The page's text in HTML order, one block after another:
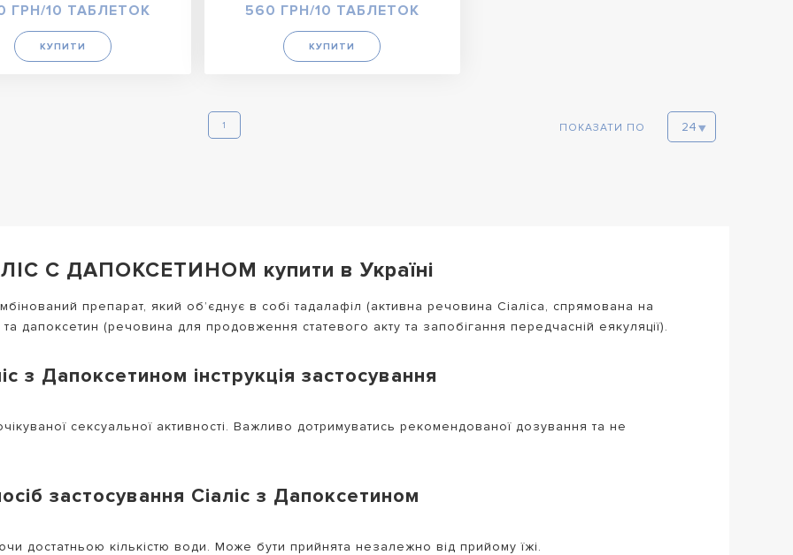
ГРН/10 ТАБЛЕТОК
КУПИТИ
560 ГРН/10 ТАБЛЕТОК
КУПИТИ
1 ПОКАЗАТИ ПО
С ДАПОКСЕТИНОМ купити в Україні
препарат, який об’єднує в собі тадалафіл (активна речовина Сіаліса, спрямована на
дапоксетин (речовина для продовження статевого акту та запобігання передчасній еякуляції).
з Дапоксетином інструкція застосування
сексуальної активності. Важливо дотримуватись рекомендованої дозування та не
застосування Сіаліс з Дапоксетином
достатньою кількістю води. Може бути прийнята незалежно від прийому їжі.